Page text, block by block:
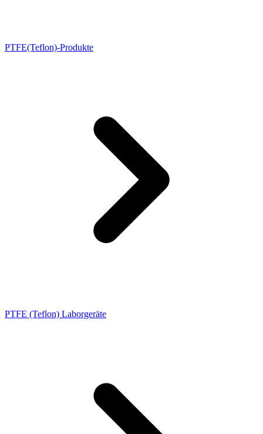
PTFE(Teflon)-Produkte
PTFE (Teflon) Laborgeräte